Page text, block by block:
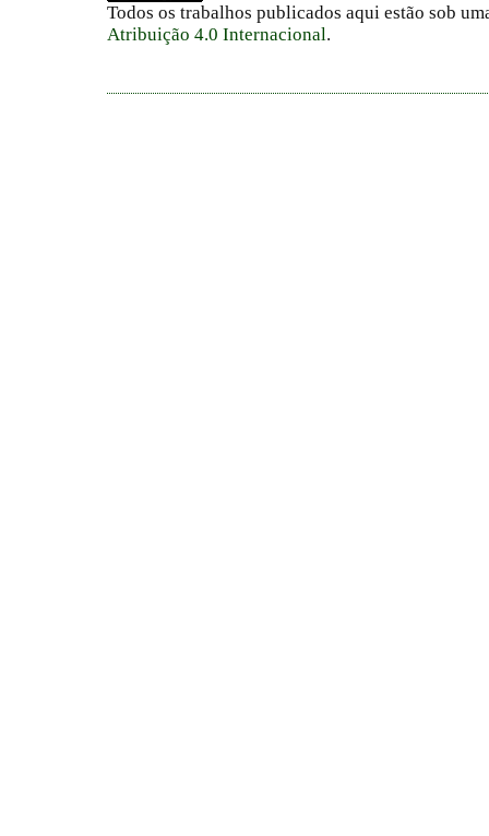
Todos os trabalhos publicados aqui estão sob
Atribuição 4.0 Internacional.